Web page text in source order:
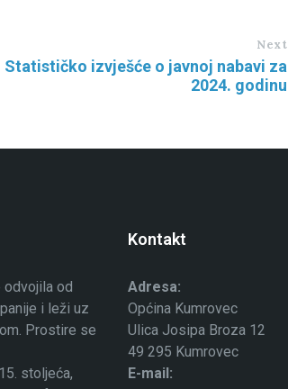
Next
Statističko izvješće o javnoj nabavi za
2024. godinu
odvojila od
i leži uz
Prostire se
stoljeća,
Kontakt
Adresa:
Općina Kumrovec
Ulica Josipa Broza 12
49 295 Kumrovec
E-mail: